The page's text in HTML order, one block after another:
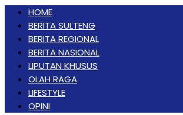
HOME
BERITA SULTENG
BERITA REGIONAL
BERITA NASIONAL
LIPUTAN KHUSUS
OLAH RAGA
LIFESTYLE
OPINI